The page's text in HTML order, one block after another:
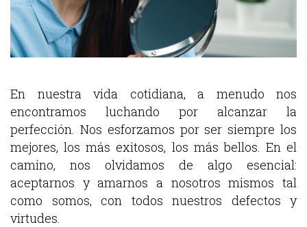
En nuestra vida cotidiana, a menudo nos
encontramos luchando por alcanzar la
perfección. Nos esforzamos por ser siempre los
mejores, los más exitosos, los más bellos. En el
camino, nos olvidamos de algo esencial:
aceptarnos y amarnos a nosotros mismos tal
como somos, con todos nuestros defectos y
virtudes.